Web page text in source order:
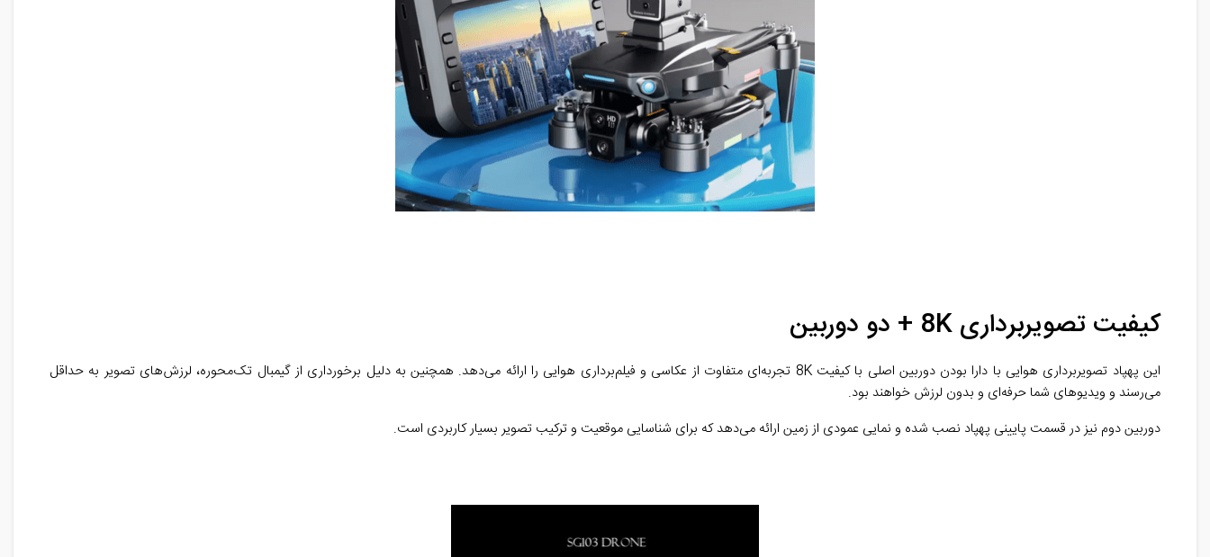
کیفیت تصویربرداری 8K + دو دوربین
این پهپاد تصویربرداری هوایی با دارا بودن دوربین اصلی با کیفیت 8K تجربه‌ای متفاوت از عکاسی و فیلم‌برداری هوایی را ارائه می‌دهد. همچنین به دلیل برخورداری از گیمبال تک‌محوره، لرزش‌های تصویر به حداقل
می‌رسند و ویدیوهای شما حرفه‌ای و بدون لرزش خواهند بود.
دوربین دوم نیز در قسمت پایینی پهپاد نصب شده و نمایی عمودی از زمین ارائه می‌دهد که برای شناسایی موقعیت و ترکیب تصویر بسیار کاربردی است.